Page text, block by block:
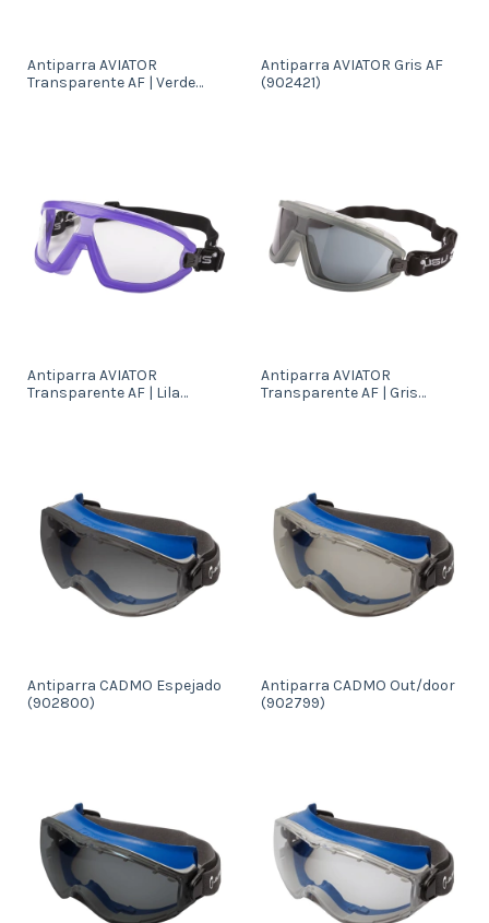
Antiparra AVIATOR
Transparente AF | Verde
Antiparra AVIATOR Gris AF
(902421)
Antiparra AVIATOR
Transparente AF | Lila
Antiparra AVIATOR
Transparente AF | Gris
Antiparra CADMO Espejado
(902800)
Antiparra CADMO Out/door
(902799)